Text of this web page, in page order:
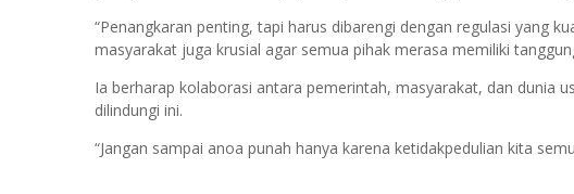
“Penangkaran penting, tapi harus dibarengi dengan regulasi yang
masyarakat juga krusial agar semua pihak merasa memiliki
Ia berharap kolaborasi antara pemerintah, masyarakat, dan dunia
dilindungi ini.
“Jangan sampai anoa punah hanya karena ketidakpedulian kita